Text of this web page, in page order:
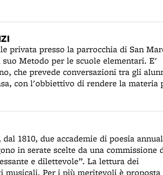
privata presso la parrocchia di San
Metodo per le scuole elementari. E'
che prevede conversazioni tra gli
con l'obbiettivo di rendere la materia
classi, dalla prima in cui si insegna a
saranno sessanta e cresceranno
innovativi e al valore degli
castighi e punizioni corporali, ma si
nel libro d'oro e le accademie.
1810, due accademie di poesia
in serate scelte da una commissione
e dilettevole”. La lettura dei
musicali. Per i più meritevoli è proposta